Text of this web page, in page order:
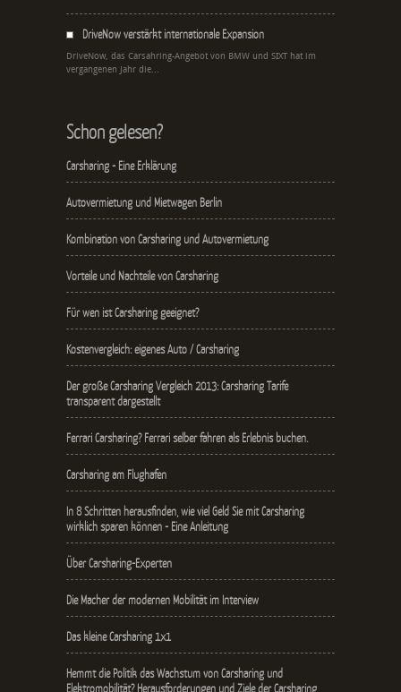
DriveNow verstärkt internationale Expansion
DriveNow, das Carsahring-Angebot von BMW und SIXT hat im
vergangenen Jahr die...
Schon gelesen?
Carsharing - Eine Erklärung
Autovermietung und Mietwagen Berlin
Kombination von Carsharing und Autovermietung
Vorteile und Nachteile von Carsharing
Für wen ist Carsharing geeignet?
Kostenvergleich: eigenes Auto / Carsharing
Der große Carsharing Vergleich 2013: Carsharing Tarife
transparent dargestellt
Ferrari Carsharing? Ferrari selber fahren als Erlebnis buchen.
Carsharing am Flughafen
In 8 Schritten herausfinden, wie viel Geld Sie mit Carsharing
wirklich sparen können - Eine Anleitung
Über Carsharing-Experten
Die Macher der modernen Mobilität im Interview
Das kleine Carsharing 1x1
Hemmt die Politik das Wachstum von Carsharing und
Elektromobilität? Herausforderungen und Ziele der Carsharing